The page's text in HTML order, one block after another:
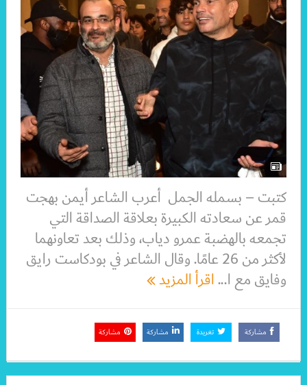
كتبت – بسمله الجمل أعرب الشاعر أيمن بهجت
قمر عن سعادته الكبيرة بعلاقة الصداقة التي
تجمعه بالهضبة عمرو دياب، وذلك بعد تعاونهما
لأكثر من 26 عامًا. وقال الشاعر في بودكاست رايق
وفايق مع ا...اقرأ المزيد
مشاركة تغريدة مشاركة مشاركة